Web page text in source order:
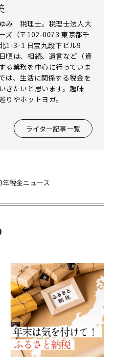
み 税理士。税理士法人大
ズ（〒102-0073 東京都千
1-3-1 日宝九段下ビル9
頃は、相続、遺言など（資
る業務を中心に行っていま
は、生活に関係する税金を
きたいと思います。趣味
りやホットヨガ。
ライター記事一覧
税金ニュース